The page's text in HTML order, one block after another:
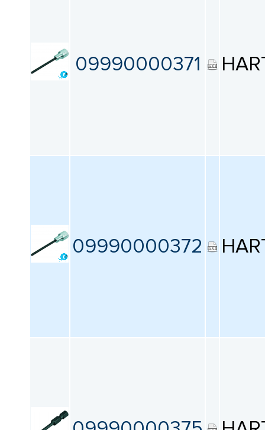
09990000371
09990000372